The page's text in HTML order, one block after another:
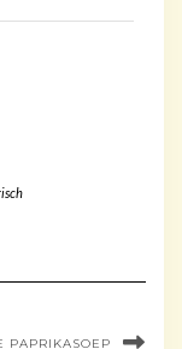
PAPRIKASOEP